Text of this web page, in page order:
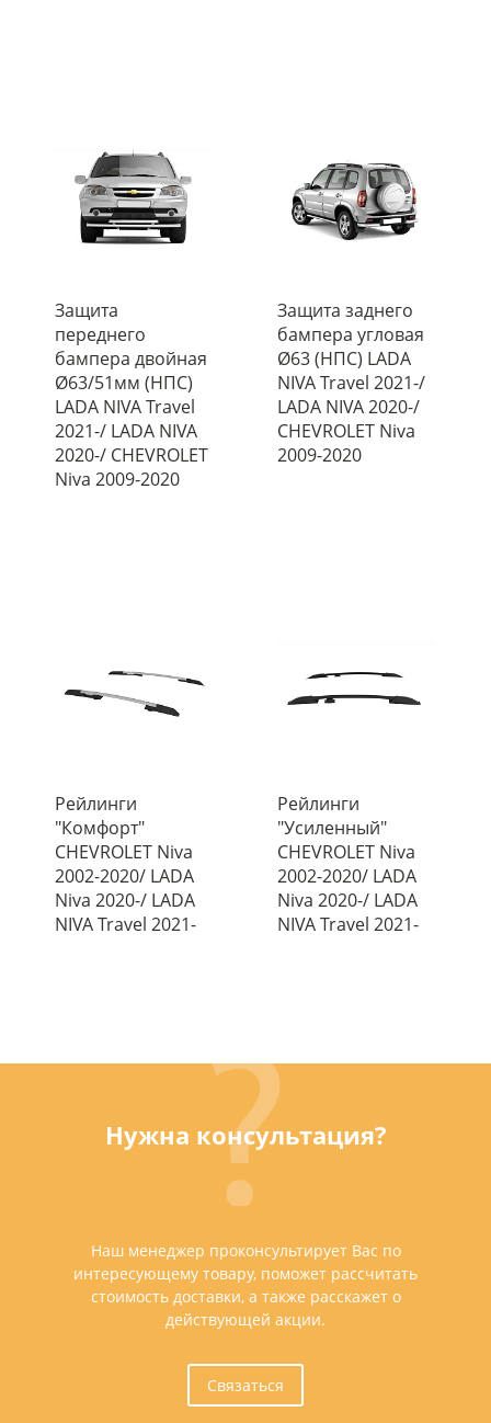
Защита
переднего
бампера двойная
Ø63/51мм (НПС)
LADA NIVA Travel
2021-/ LADA NIVA
2020-/ CHEVROLET
Niva 2009-2020
Защита заднего
бампера угловая
Ø63 (НПС) LADA
NIVA Travel 2021-/
LADA NIVA 2020-/
CHEVROLET Niva
2009-2020
Рейлинги
"Комфорт"
CHEVROLET Niva
2002-2020/ LADA
Niva 2020-/ LADA
NIVA Travel 2021-
Рейлинги
"Усиленный"
CHEVROLET Niva
2002-2020/ LADA
Niva 2020-/ LADA
NIVA Travel 2021-
Нужна консультация?
Наш менеджер проконсультирует Вас по
интересующему товару, поможет рассчитать
стоимость доставки, а также расскажет о
действующей акции.
Связаться